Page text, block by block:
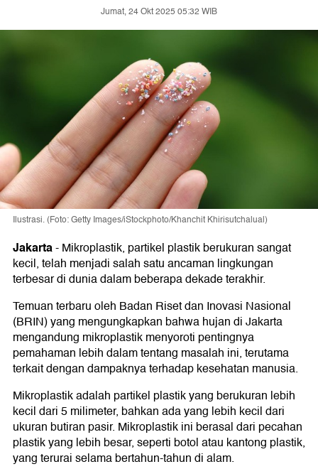
Jumat, 24 Okt 2025 05:32 WIB
Ilustrasi. (Foto: Getty Images/iStockphoto/Khanchit Khirisutchalual)
Jakarta-Mikroplastik, partikel plastik berukuran sangat
kecil, telah menjadi salah satu ancaman lingkungan
terbesar di dunia dalam beberapa dekade terakhir.
Temuan terbaru oleh Badan Riset dan Inovasi Nasional
(BRIN) yang mengungkapkan bahwa hujan di Jakarta
mengandung mikroplastik menyoroti pentingnya
pemahaman lebih dalam tentang masalah ini, terutama
terkait dengan dampaknya terhadap kesehatan manusia.
Mikroplastik adalah partikel plastik yang berukuran lebih
kecil dari 5 milimeter, bahkan ada yang lebih kecil dari
ukuran butiran pasir. Mikroplastik ini berasal dari pecahan
plastik yang lebih besar, seperti botol atau kantong plastik,
yang terurai selama bertahun-tahun di alam.